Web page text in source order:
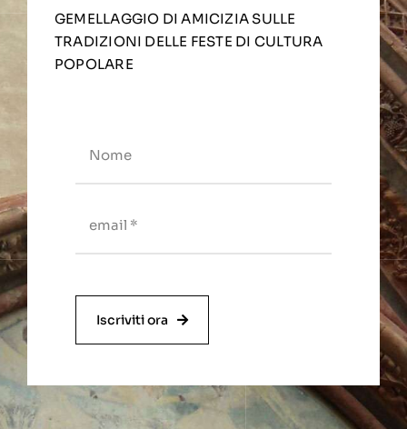
GEMELLAGGIO DI AMICIZIA SULLE
TRADIZIONI DELLE FESTE DI CULTURA
POPOLARE
Iscriviti ora